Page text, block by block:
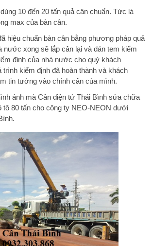
10 đến 20 tấn quả cân chuẩn. Tức là
max của bàn cân.
hiệu chuẩn bàn cân bằng phương pháp quả
nước xong sẽ lắp cân lại và dán tem kiểm
định của nhà nước cho quý khách
trình kiểm định đã hoàn thành và khách
tin tưởng vào chính cân của mình.
ảnh mà Cân điện tử Thái Bình sửa chữa
tô 80 tấn cho công ty NEO-NEON dưới